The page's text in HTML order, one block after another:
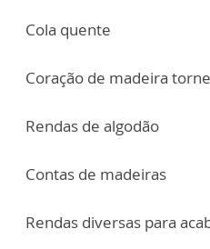
Cola quente
Coração de madeira
Rendas de algodão
Contas de madeiras
Rendas diversas para